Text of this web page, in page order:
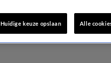
Huidige keuze opslaan Alle